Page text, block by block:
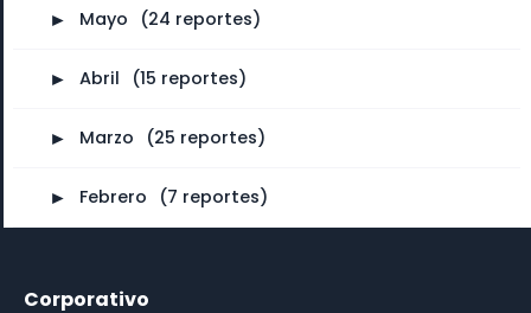
► Mayo (24 reportes)
► Abril (15 reportes)
► Marzo (25 reportes)
► Febrero (7 reportes)
Corporativo